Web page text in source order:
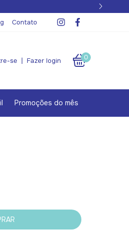
Contato
se | Fazer login 0
Promoções do mês